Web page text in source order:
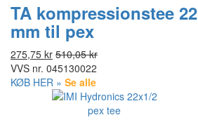
TA kompressionstee 22
mm til pex
275,75 kr 510,05 kr
VVS nr. 045130022
KØB HER » Se alle